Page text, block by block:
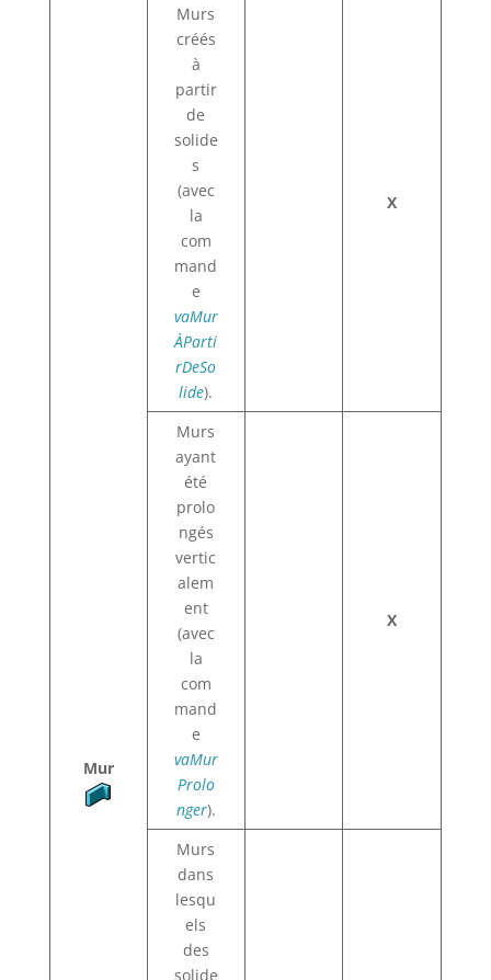
Mur
Murs
créés
à
partir
de
solide
s
(avec
la
com
mand
e
vaMur
ÀParti
rDeSo
lide).
X
Murs
ayant
été
prolo
ngés
vertic
alem
ent
(avec
la
com
mand
e
vaMur
Prolo
nger).
X
Murs
dans
lesqu
els
des
solide